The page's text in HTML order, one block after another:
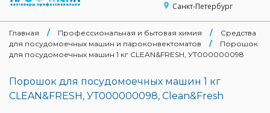
Санкт-Петербург
Главная / Профессиональная и бытовая химия /
Средства
для посудомоечных машин и пароконвектоматов
/
Порошок
для посудомоечных машин 1 кг CLEAN&FRESH, УТ000000098
Порошок для посудомоечных машин 1 кг
CLEAN&FRESH, УТ000000098, Clean&Fresh